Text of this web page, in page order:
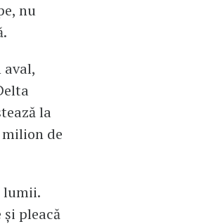
nu
aval,
la
de
lumii.
pleacă